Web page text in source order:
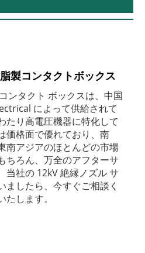
製コンタクトボックス
ンタクト ボックスは、中国
によって供給されて
たり高電圧機器に特化して
価格面で優れており、南
南アジアのほとんどの市場
ちろん、万全のアフターサ
当社の 12kV 絶縁ノズル サ
ましたら、今すぐご相談く
します。